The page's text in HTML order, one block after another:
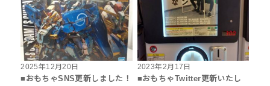
2025年12月20日
■おもちゃSNS更新しました！
2023年2月17日
■おもちゃTwitter更新いたし